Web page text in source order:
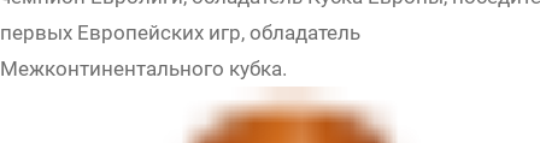
первых Европейских игр, обладатель
Межконтинентального кубка.